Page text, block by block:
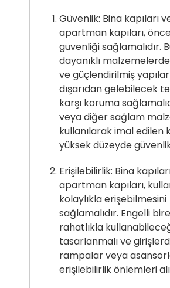
Güvenlik: Bina kapıları
apartman kapıları,
güvenliği sağlamalıdır.
dayanıklı
ve güçlendirilmiş
dışarıdan gelebilecek
karşı koruma
veya diğer sağlam
kullanılarak imal edilen
yüksek düzeyde
Erişilebilirlik: Bina
apartman kapıları,
kolaylıkla erişebilmesini
sağlamalıdır. Engelli
rahatlıkla
tasarlanmalı ve
rampalar veya
erişilebilirlik önlemleri